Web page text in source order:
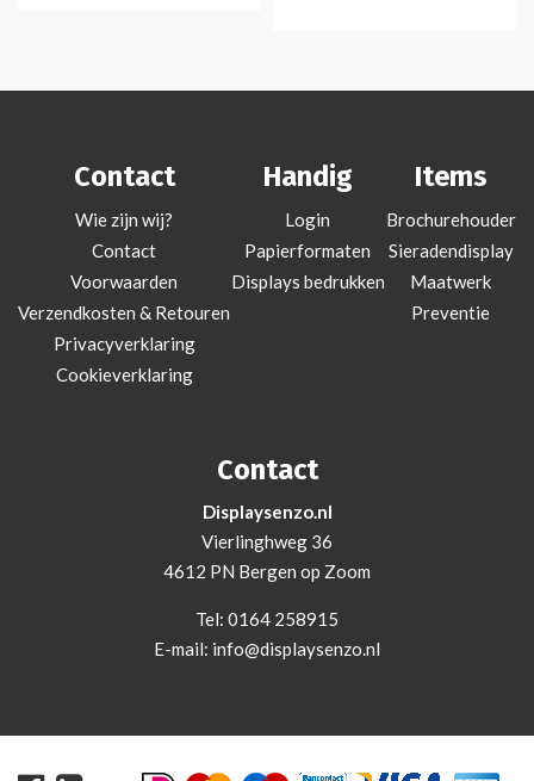
Contact
Wie zijn wij?
Contact
Voorwaarden
Verzendkosten & Retouren
Privacyverklaring
Cookieverklaring
Handig
Login
Papierformaten
Displays bedrukken
Items
Brochurehouder
Sieradendisplay
Maatwerk
Preventie
Contact
Displaysenzo.nl
Vierlinghweg 36
4612 PN Bergen op Zoom
Tel: 0164 258915
E-mail: info@displaysenzo.nl